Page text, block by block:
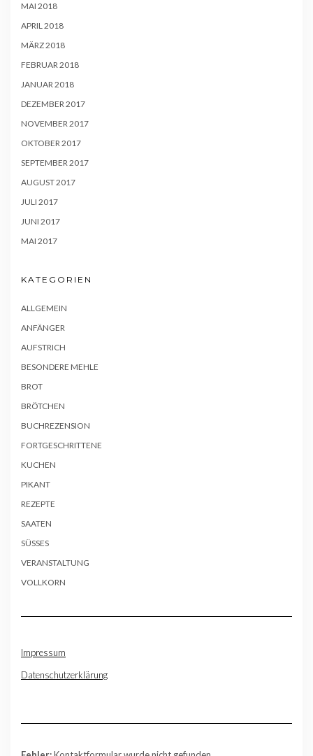
MAI 2018
APRIL 2018
MÄRZ 2018
FEBRUAR 2018
JANUAR 2018
DEZEMBER 2017
NOVEMBER 2017
OKTOBER 2017
SEPTEMBER 2017
AUGUST 2017
JULI 2017
JUNI 2017
MAI 2017
KATEGORIEN
ALLGEMEIN
ANFÄNGER
AUFSTRICH
BESONDERE MEHLE
BROT
BRÖTCHEN
BUCHREZENSION
FORTGESCHRITTENE
KUCHEN
PIKANT
REZEPTE
SAATEN
SÜSSES
VERANSTALTUNG
VOLLKORN
Impressum
Datenschutzerklärung